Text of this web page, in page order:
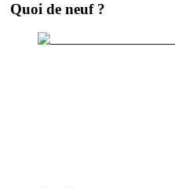
Quoi de neuf ?